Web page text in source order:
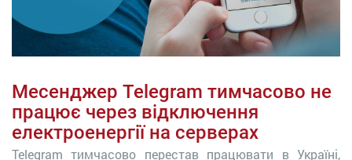
Месенджер Telegram тимчасово не
працює через відключення
електроенергії на серверах
Telegram тимчасово перестав працювати в Україні,